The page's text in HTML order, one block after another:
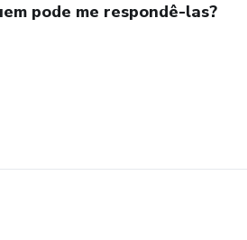
pode me respondê-las?